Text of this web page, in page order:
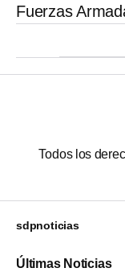
Fuerzas
Todos los
sdpnoticias
Últimas Noticias